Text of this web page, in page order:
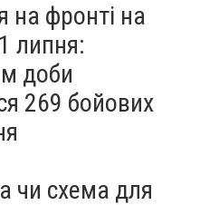
на фронті на
липня:
доби
269 бойових
чи схема для